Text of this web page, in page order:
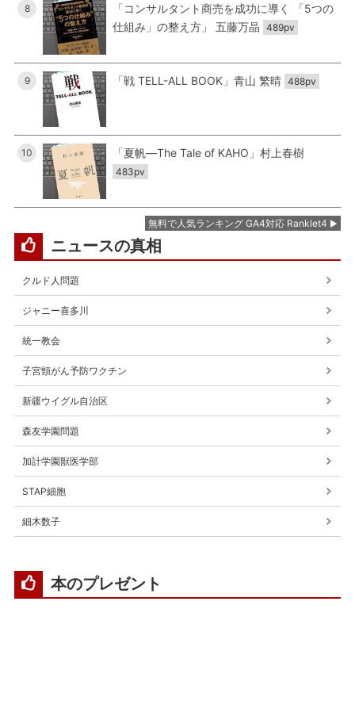
8
「コンサルタント商売を成功に導く 「5つの
仕組み」の整え方」 五藤万晶 489pv
9 「戦 TELL-ALL BOOK」青山 繁晴 488pv
10 「夏帆―The Tale of KAHO」村上春樹
483pv
無料で人気ランキング GA4対応 Ranklet4
ニュースの真相
クルド人問題
ジャニー喜多川
統一教会
子宮頸がん予防ワクチン
新疆ウイグル自治区
森友学園問題
加計学園獣医学部
STAP細胞
細木数子
本のプレゼント